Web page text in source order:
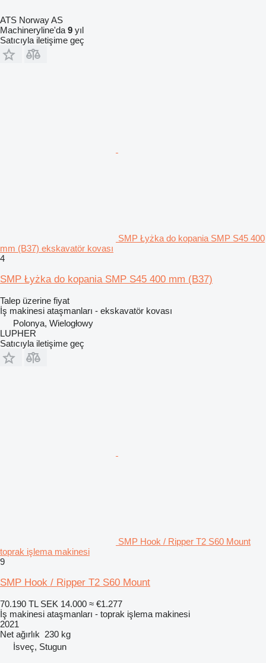
ATS Norway AS
Machineryline'da 9 yıl
Satıcıyla iletişime geç
SMP Łyżka do kopania SMP S45 400
mm (B37) ekskavatör kovası
4
SMP Łyżka do kopania SMP S45 400 mm (B37)
Talep üzerine fiyat
İş makinesi ataşmanları - ekskavatör kovası
Polonya, Wielogłowy
LUPHER
Satıcıyla iletişime geç
SMP Hook / Ripper T2 S60 Mount
toprak işlema makinesi
9
SMP Hook / Ripper T2 S60 Mount
70.190 TL SEK 14.000 ≈ €1.277
İş makinesi ataşmanları - toprak işlema makinesi
2021
Net ağırlık 230 kg
İsveç, Stugun